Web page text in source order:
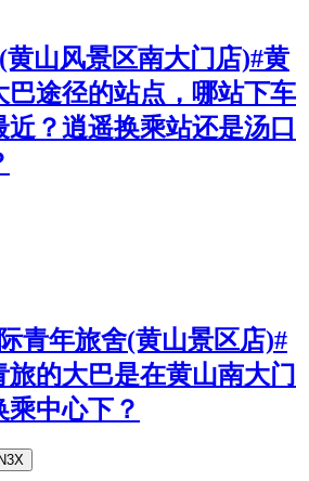
黄山风景区南大门店)#黄
巴途径的站点，哪站下车
近？逍遥换乘站还是汤口
青年旅舍(黄山景区店)#
旅的大巴是在黄山南大门
乘中心下？